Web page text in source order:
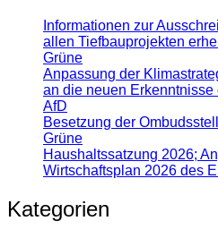
Informationen zur
allen Tiefbauprojekten
Grüne
Anpassung der
an die neuen
AfD
Besetzung der
Grüne
Haushaltssatzung 2026;
Wirtschaftsplan 2026 des
Kategorien